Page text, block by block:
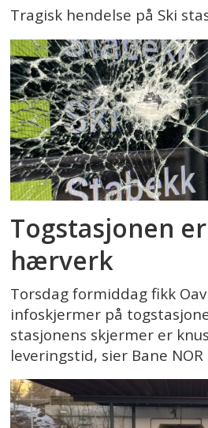
Tragisk hendelse på Ski
Togstasjonen
hærverk
Torsdag formiddag fikk
infoskjermer på
stasjonens skjermer er
leveringstid, sier Bane NOR